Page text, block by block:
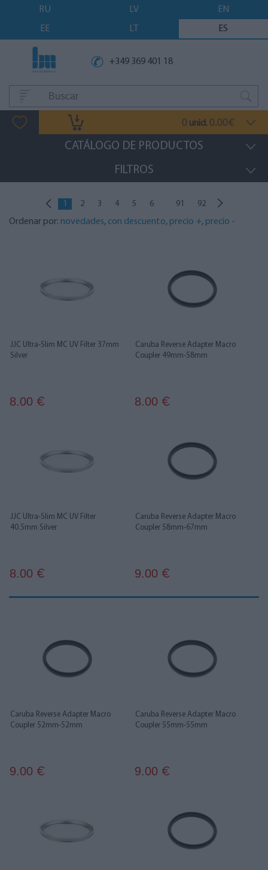
RU LV
EN
EE
LT ES
+349 369 401 18
0 unid. 0.00€
CATÁLOGO DE PRODUCTOS
FILTROS
1 2 3 4 5 6 91 92
Ordenar por: novedades, con descuento, precio +, precio -
JJC Ultra-Slim MC UV Filter 37mm
Silver
8.00 €
Caruba Reverse Adapter Macro
Coupler 49mm-58mm
8.00 €
JJC Ultra-Slim MC UV Filter
40.5mm Silver
8.00 €
Caruba Reverse Adapter Macro
Coupler 58mm-67mm
9.00 €
Caruba Reverse Adapter Macro
Coupler 52mm-52mm
9.00 €
Caruba Reverse Adapter Macro
Coupler 55mm-55mm
9.00 €